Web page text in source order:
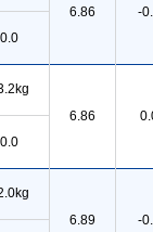
6.86
-
0.0
6.86
0.0
6.89
-